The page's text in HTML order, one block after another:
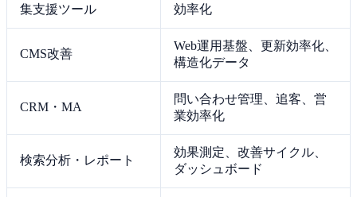
集支援ツール
効率化
CMS改善
Web運用基盤、更新効率化、
構造化データ
CRM・MA
問い合わせ管理、追客、営
業効率化
検索分析・レポート
効果測定、改善サイクル、
ダッシュボード